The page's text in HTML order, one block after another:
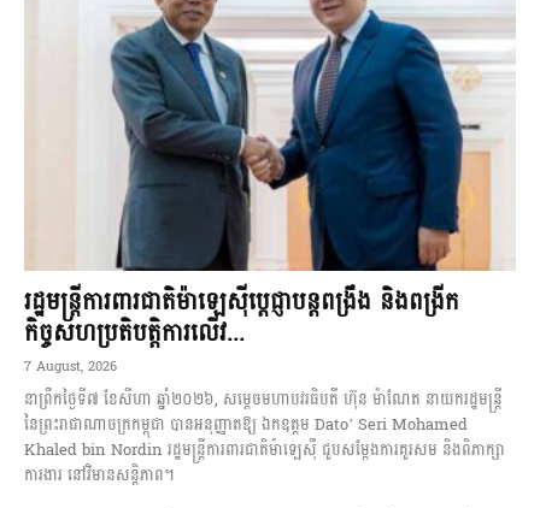
រដ្ឋមន្ត្រីការពារជាតិម៉ាឡេស៊ីប្ដេជ្ញាបន្តពង្រឹង និងពង្រីក
កិច្ចសហប្រតិបត្តិការលើវ...
7 August, 2026
នាព្រឹកថ្ងៃទី៧ ខែសីហា ឆ្នាំ២០២៦, សម្តេចមហាបវរធិបតី ហ៊ុន ម៉ាណែត នាយករដ្ឋមន្ត្រី
នៃព្រះរាជាណាចក្រកម្ពុជា បានអនុញ្ញាតឱ្យ ឯកឧត្ដម Dato’ Seri Mohamed
Khaled bin Nordin រដ្ឋមន្ត្រីការពារជាតិម៉ាឡេស៊ី ជួបសម្តែងការគួរសម និងពិភាក្សា
ការងារ នៅវិមានសន្តិភាព។